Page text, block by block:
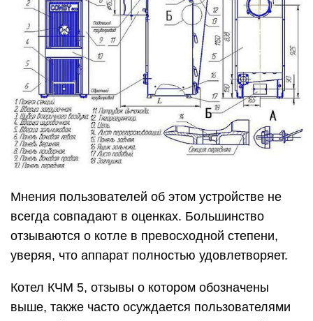
Мнения пользователей об этом устройстве не
всегда совпадают в оценках. Большинство
отзываются о котле в превосходной степени,
уверяя, что аппарат полностью удовлетворяет.
Котел КЧМ 5, отзывы о котором обозначены
выше, также часто осуждается пользователями